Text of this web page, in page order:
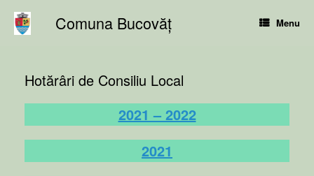
content
Comuna Bucovăț Menu
Hotărâri de Consiliu Local
2021 – 2022
2021